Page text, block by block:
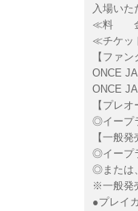
入場い
≪料 金
≪チケッ
【ファ
ONCE
ONCE
【プレ
◎イープ
【一般
◎イープ
◎または
※一般発
●プレイ